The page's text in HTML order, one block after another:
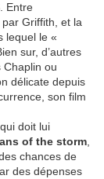
Entre
par Griffith, et la
lequel le «
sur, d’autres
ou
délicate depuis
son film
doit lui
of the storm
chances de
des dépenses